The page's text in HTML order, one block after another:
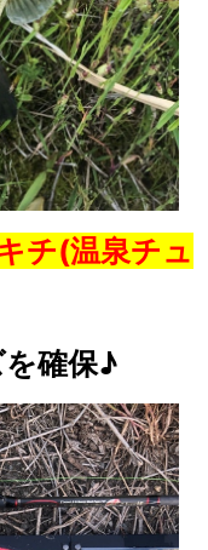
チ(温泉チュ
確保♪